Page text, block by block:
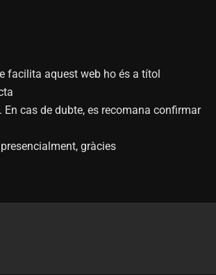
facilita aquest web ho és a títol
cas de dubte, es recomana confirmar
gràcies